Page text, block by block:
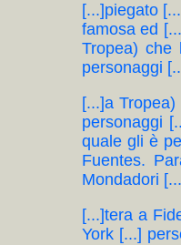
[...]piegato
famosa ed
Tropea) che
personaggi
[...]a
personaggi
quale gli è
Fuentes.
Mondadori
[...]tera a
York [...]